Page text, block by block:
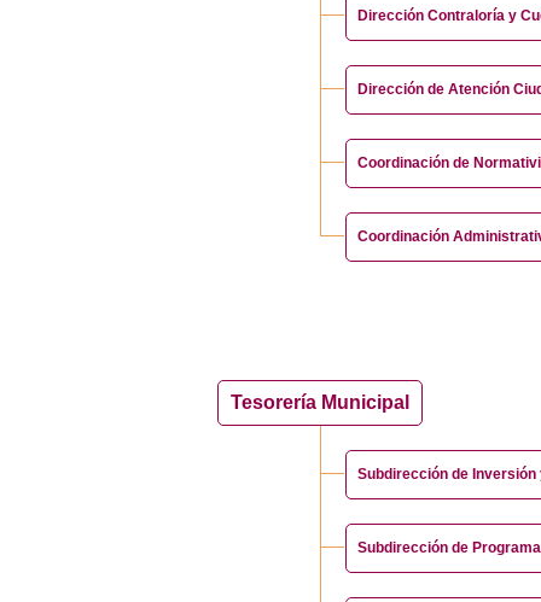
Dirección Contraloría y
Dirección de Atención
Coordinación de
Coordinación
Tesorería Municipal
Subdirección de Inversión
Subdirección de